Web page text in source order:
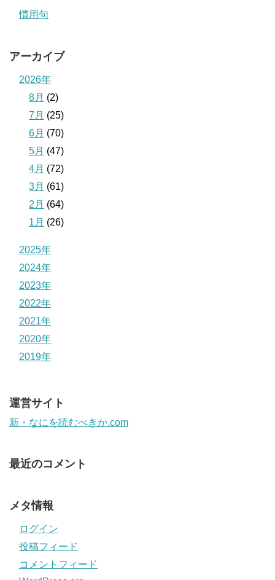
慣用句
アーカイブ
2026年
8月 (2)
7月 (25)
6月 (70)
5月 (47)
4月 (72)
3月 (61)
2月 (64)
1月 (26)
2025年
2024年
2023年
2022年
2021年
2020年
2019年
運営サイト
新・なにを読むべきか.com
最近のコメント
メタ情報
ログイン
投稿フィード
コメントフィード